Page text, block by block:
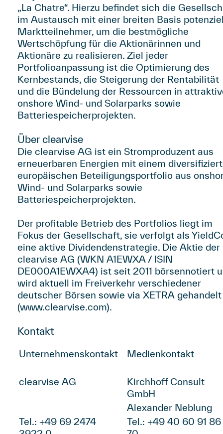
„La Chatre“. Hierzu befindet sich die
im Austausch mit einer breiten Basis
Marktteilnehmer, um die bestmögliche
Wertschöpfung für die Aktionärinnen und
Aktionäre zu realisieren. Ziel jeder
Portfolioanpassung ist die Optimierung des
Kernbestands, die Steigerung der Rentabilität
und die Bündelung der Ressourcen in
onshore Wind- und Solarparks sowie
Batteriespeicherprojekten.
Über clearvise
Die clearvise AG ist ein Stromproduzent aus
erneuerbaren Energien mit einem
europäischen Beteiligungsportfolio aus
Wind- und Solarparks sowie
Batteriespeicherprojekten.
Der profitable Betrieb des Portfolios liegt im
Fokus der Gesellschaft, sie verfolgt als
eine aktive Dividendenstrategie. Die Aktie der
clearvise AG (WKN A1EWXA / ISIN
DE000A1EWXA4) ist seit 2011 börsennotiert
wird aktuell im Freiverkehr verschiedener
deutscher Börsen sowie via XETRA gehandelt
(www.clearvise.com).
Kontakt
Unternehmenskontakt Medienkontakt
clearvise AG
Kirchhoff Consult
GmbH
Alexander Neblung
Tel.: +49 69 2474
Tel.: +49 40 60 91 86